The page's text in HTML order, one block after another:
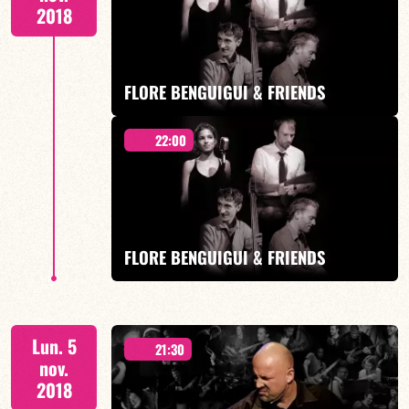
2018
FLORE BENGUIGUI & FRIENDS
A Tribute to Nat King Cole présente L.O.V.E
22:00
FLORE BENGUIGUI & FRIENDS
A Tribute to Nat King Cole présente L.O.V.E
Lun. 5
nov.
2018
21:30